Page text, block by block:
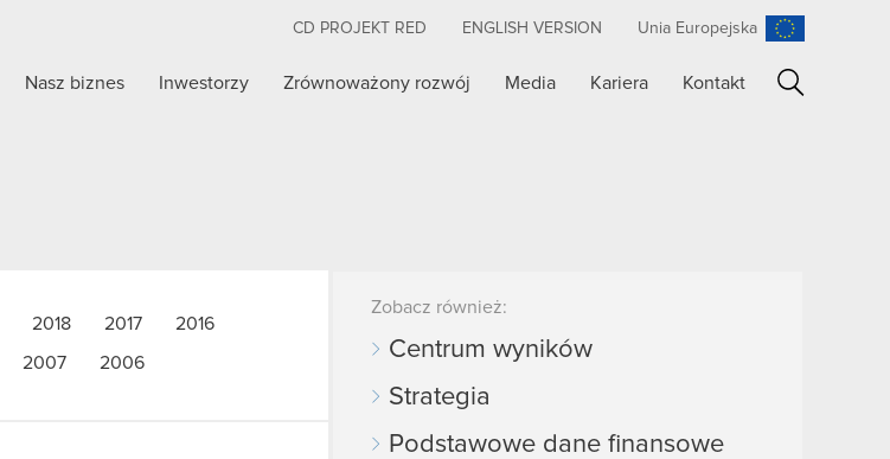
CD PROJEKT RED ENGLISH VERSION Unia Europejska
Nasz biznes Inwestorzy Zrównoważony rozwój Media Kariera Kontakt
2018 2017 2016
2007 2006
Zobacz również:
Centrum wyników
Strategia
Podstawowe dane finansowe